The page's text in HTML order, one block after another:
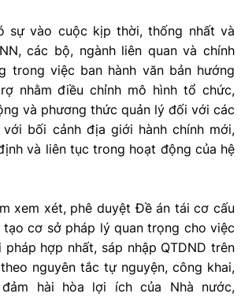
sự vào cuộc kịp thời, thống nhất và
các bộ, ngành liên quan và chính
trong việc ban hành văn bản hướng
nhằm điều chỉnh mô hình tổ chức,
và phương thức quản lý đối với các
với bối cảnh địa giới hành chính mới,
và liên tục trong hoạt động của hệ
xem xét, phê duyệt Đề án tái cơ cấu
tạo cơ sở pháp lý quan trọng cho việc
hợp nhất, sáp nhập QTDND trên
nguyên tắc tự nguyện, công khai,
hài hòa lợi ích của Nhà nước,